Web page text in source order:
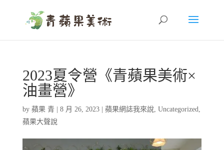
2023夏令營《青蘋果美術×
油畫營》
by 蘋果 青 8 月 26, 2023| 蘋果網誌我來說, Uncategorized,
蘋果大聲說